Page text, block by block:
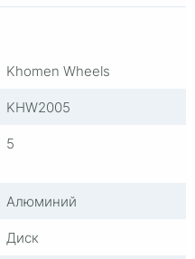
Khomen Wheels
KHW2005
5
Алюминий
Диск